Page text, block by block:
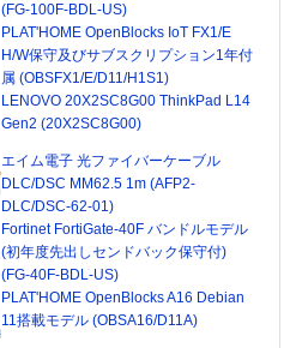
(FG-100F-BDL-US)
PLAT'HOME OpenBlocks IoT FX1/E
H/W保守及びサブスクリプション1年付
属 (OBSFX1/E/D11/H1S1)
LENOVO 20X2SC8G00 ThinkPad L14
Gen2 (20X2SC8G00)
エイム電子 光ファイバーケーブル
DLC/DSC MM62.5 1m (AFP2-
DLC/DSC-62-01)
Fortinet FortiGate-40F バンドルモデル
(初年度先出しセンドバック保守付)
(FG-40F-BDL-US)
PLAT'HOME OpenBlocks A16 Debian
11搭載モデル (OBSA16/D11A)